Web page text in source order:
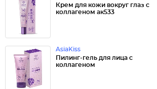
Крем для кожи вокруг глаз с
коллагеном ак533
AsiaKiss
Пилинг-гель для лица с
коллагеном